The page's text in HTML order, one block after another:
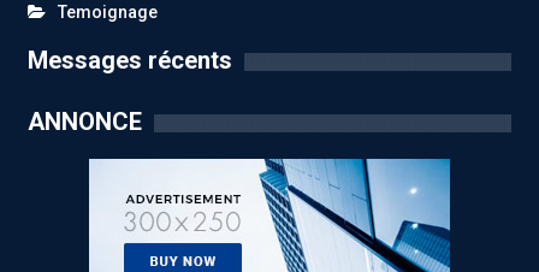
Temoignage
Messages récents
ANNONCE